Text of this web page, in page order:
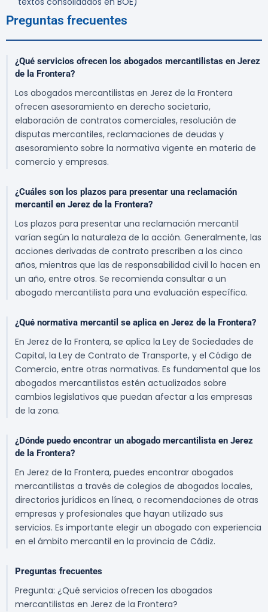
Preguntas frecuentes
¿Qué servicios ofrecen los abogados mercantilistas en Jerez
de la Frontera?
Los abogados mercantilistas en Jerez de la Frontera
ofrecen asesoramiento en derecho societario,
elaboración de contratos comerciales, resolución de
disputas mercantiles, reclamaciones de deudas y
asesoramiento sobre la normativa vigente en materia de
comercio y empresas.
¿Cuáles son los plazos para presentar una reclamación
mercantil en Jerez de la Frontera?
Los plazos para presentar una reclamación mercantil
varían según la naturaleza de la acción. Generalmente, las
acciones derivadas de contrato prescriben a los cinco
años, mientras que las de responsabilidad civil lo hacen en
un año, entre otros. Se recomienda consultar a un
abogado mercantilista para una evaluación específica.
¿Qué normativa mercantil se aplica en Jerez de la Frontera?
En Jerez de la Frontera, se aplica la Ley de Sociedades de
Capital, la Ley de Contrato de Transporte, y el Código de
Comercio, entre otras normativas. Es fundamental que los
abogados mercantilistas estén actualizados sobre
cambios legislativos que puedan afectar a las empresas
de la zona.
¿Dónde puedo encontrar un abogado mercantilista en Jerez
de la Frontera?
En Jerez de la Frontera, puedes encontrar abogados
mercantilistas a través de colegios de abogados locales,
directorios jurídicos en línea, o recomendaciones de otras
empresas y profesionales que hayan utilizado sus
servicios. Es importante elegir un abogado con experiencia
en el ámbito mercantil en la provincia de Cádiz.
Preguntas frecuentes
Pregunta: ¿Qué servicios ofrecen los abogados
mercantilistas en Jerez de la Frontera?